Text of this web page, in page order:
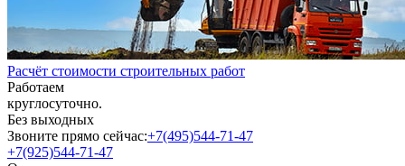
Расчёт стоимости строительных работ
Работаем
круглосуточно.
Без выходных
Звоните прямо сейчас:+7(495)544-71-47
+7(925)544-71-47